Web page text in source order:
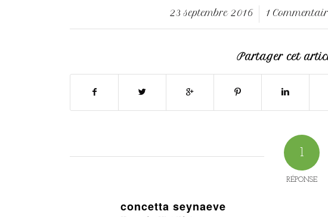
23 septembre 2016
/ 1 /
Partager cet
1
RÉPONSE
concetta seynaeve